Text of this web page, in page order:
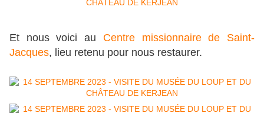
Et nous voici au Centre missionnaire de Saint-
Jacques, lieu retenu pour nous restaurer.